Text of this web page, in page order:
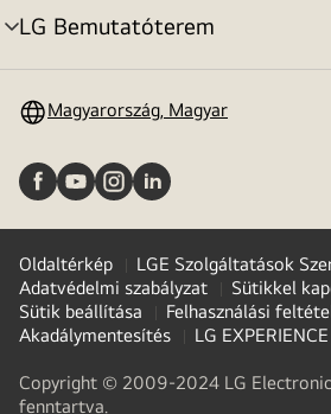
LG Bemutatóterem
menu
Magyarország, Magyar
Oldaltérkép
LGE Szolgáltatások
Adatvédelmi szabályzat
Sütikkel
Sütik beállítása
Felhasználási
Akadálymentesítés
LG EXPERIENCE
Copyright © 2009-2024 LG
fenntartva.